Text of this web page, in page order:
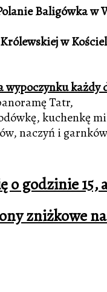
Baligówka w
w
każdy
Tatr,
kuchenkę
naczyń i
o godzinie 15,
zniżkowe